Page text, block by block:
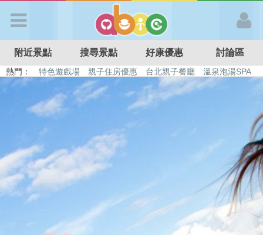
APP登入
首 頁
搜尋景點
好康優惠
附近景點 搜尋景點 好康優惠 討論區
熱門： 特色遊戲場 親子住房優惠 台北親子餐廳
溫泉泡湯SPA
溜滑梯民宿
觀光工廠 日本親子景點